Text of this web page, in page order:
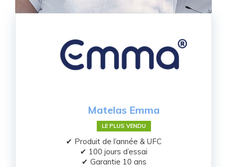
Matelas Emma
LE PLUS VENDU
✔ Produit de l’année & UFC
✔ 100 jours d’essai
✔ Garantie 10 ans